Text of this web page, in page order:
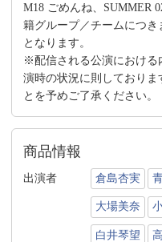
M18 ごめんね、SUMMER
籍グループ／チームにつ
となります。
※配信される公演における
演時の状況に則しておりま
とを予めご了承ください。
商品情報
出演者 倉島杏実
大場美奈
白井琴望